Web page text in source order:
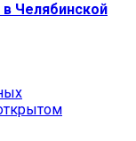
Челябинской